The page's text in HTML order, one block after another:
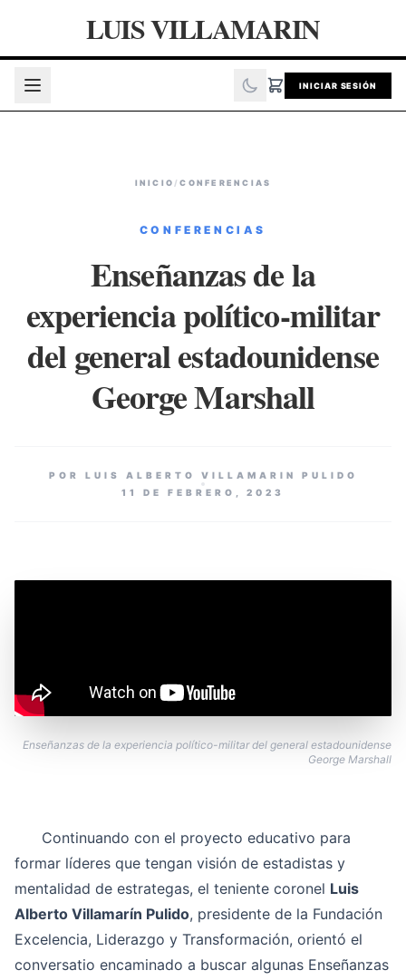
LUIS VILLAMARIN
INICIAR SESIÓN
INICIO /CONFERENCIAS
CONFERENCIAS
Enseñanzas de la
experiencia político-militar
del general estadounidense
George Marshall
POR LUIS ALBERTO VILLAMARIN PULIDO
11 DE FEBRERO, 2023
Enseñanzas de la experiencia político-militar del general estadounidense
George Marshall
Continuando con el proyecto educativo para
formar líderes que tengan visión de estadistas y
mentalidad de estrategas, el teniente coronel Luis
Alberto Villamarín Pulido, presidente de la Fundación
Excelencia, Liderazgo y Transformación, orientó el
conversatio encaminado a buscar algunas Enseñanzas